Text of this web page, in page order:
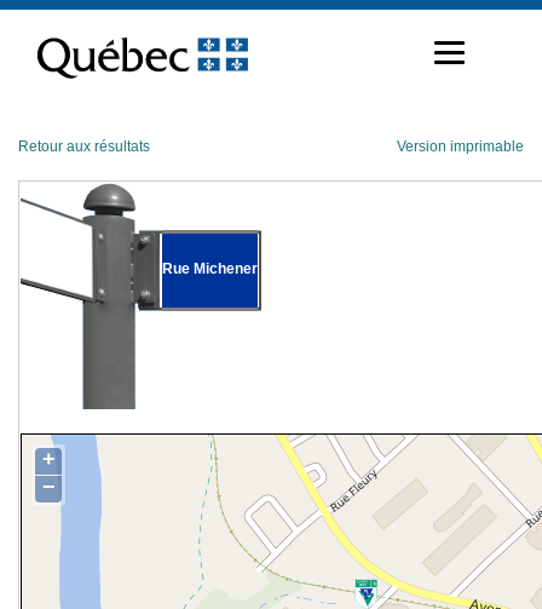
contenu
Retour aux résultats Version imprimable
Rue Michener
+
−